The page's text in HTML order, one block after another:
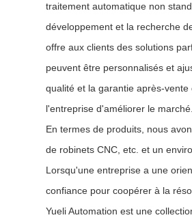
traitement automatique non
développement et la recherche
offre aux clients des solutions
peuvent être personnalisés et
qualité et la garantie après-
l'entreprise d'améliorer le
En termes de produits, nous
de robinets CNC, etc. et un
Lorsqu'une entreprise a une
confiance pour coopérer à la
Yueli Automation est une